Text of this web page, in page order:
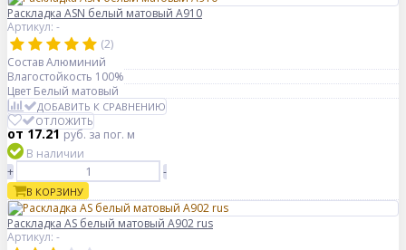
Раскладка ASN белый матовый А910
Артикул: -
(2)
СоставАлюминий
Влагостойкость 100%
Цвет Белый матовый
ДОБАВИТЬ К СРАВНЕНИЮ
ОТЛОЖИТЬ
от 17.21руб.за пог. м
В наличии
+
-
В КОРЗИНУ
Раскладка AS белый матовый A902 rus
Артикул: -